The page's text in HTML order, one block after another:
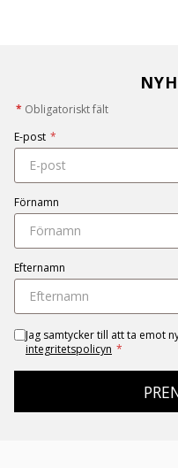
* Obligatoriskt fält
E-post *
Förnamn
Efternamn
Jag samtycker till att ta emot
integritetspolicyn *